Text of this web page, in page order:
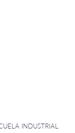
INDUSTRIAL